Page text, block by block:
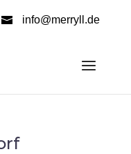
info@merryll.de